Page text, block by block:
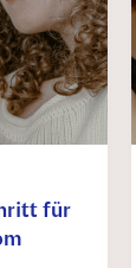
für